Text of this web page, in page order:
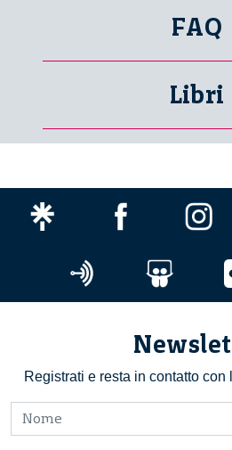
FAQ
Libri
Registrati e resta in contatto